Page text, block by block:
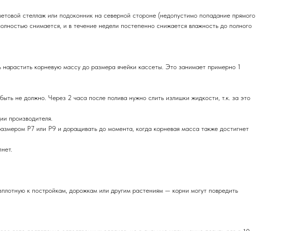
стеллаж или подоконник на северной стороне (недопустимо попадание прямого
снимается, и в течение недели постепенно снижается влажность до полного
корневую массу до размера ячейки кассеты. Это занимает примерно 1
не должно. Через 2 часа после полива нужно слить излишки жидкости, т.к. за это
производителя.
Р7 или Р9 и доращивать до момента, когда корневая масса также достигнет
к постройкам, дорожкам или другим растениям — корни могут повредить